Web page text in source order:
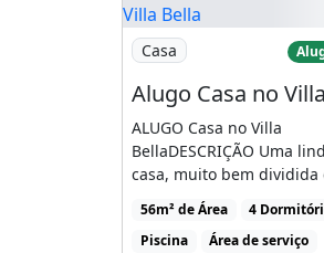
terreiro pode criar
pintada por dentro
terreiro para
espaço para lavar
ótimo lugar para
sena Madureira acre
Imagem: Alugo Casa
Casa
ALUGO Casa no Villa
BellaDESCRIÇÃO Uma
casa, muito bem dividida
sala, cozinha americana,
56m² de Área
4
Piscina
Área de serviço